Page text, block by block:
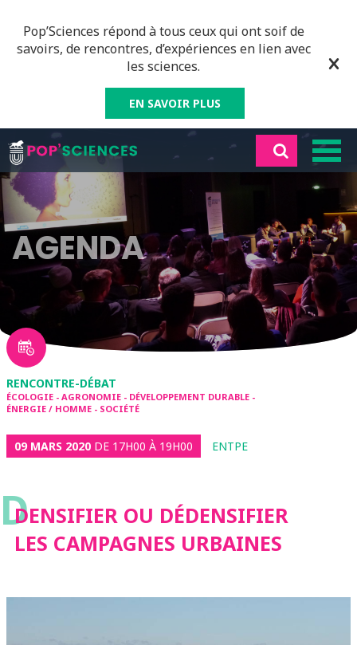
Pop’Sciences répond à tous ceux qui ont soif de
savoirs, de rencontres, d’expériences en lien avec
les sciences.
EN SAVOIR PLUS
AGENDA
RENCONTRE-DÉBAT
ÉCOLOGIE - AGRONOMIE - DÉVELOPPEMENT DURABLE -
ÉNERGIE / HOMME - SOCIÉTÉ
09 MARS 2020 DE 17H00 À 19H00 ENTPE
DDENSIFIER OU DÉDENSIFIER
LES CAMPAGNES URBAINES